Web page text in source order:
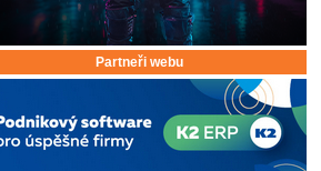
Partneři webu